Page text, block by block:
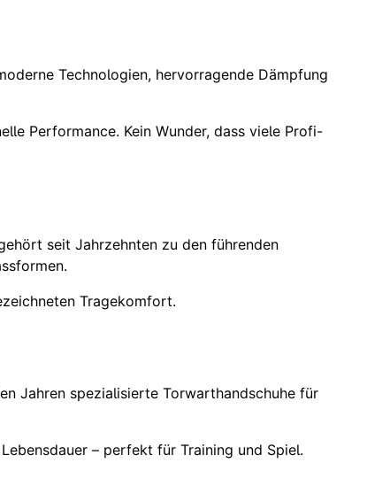
Technologien, hervorragende Dämpfung
Performance. Kein Wunder, dass viele Profi-
seit Jahrzehnten zu den führenden
Tragekomfort.
Jahren spezialisierte Torwarthandschuhe für
– perfekt für Training und Spiel.